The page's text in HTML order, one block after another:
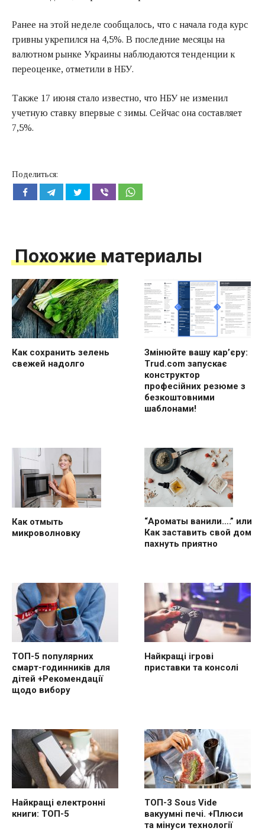
Ранее на этой неделе сообщалось, что с начала года курс
гривны укрепился на 4,5%. В последние месяцы на
валютном рынке Украины наблюдаются тенденции к
переоценке, отметили в НБУ.
Также 17 июня стало известно, что НБУ не изменил
учетную ставку впервые с зимы. Сейчас она составляет
7,5%.
Поделиться:
Похожие материалы
Как сохранить зелень
свежей надолго
Змінюйте вашу кар’єру:
Trud.com запускає
конструктор
професійних резюме з
безкоштовними
шаблонами!
Как отмыть
микроволновку
“Ароматы ванили….” или
Как заставить свой дом
пахнуть приятно
ТОП-5 популярних
смарт-годинників для
дітей +Рекомендації
щодо вибору
Найкращі ігрові
приставки та консолі
Найкращі електронні
книги: ТОП-5
ТОП-3 Sous Vide
вакуумні печі. +Плюси
та мінуси технології